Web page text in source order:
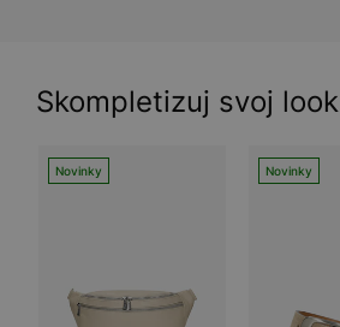
Skompletizuj svoj look
Novinky Novinky